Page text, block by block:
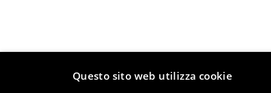
Questo sito web utilizza cookie